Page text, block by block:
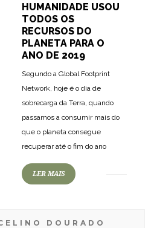
HUMANIDADE USOU
TODOS OS
RECURSOS DO
PLANETA PARA O
ANO DE 2019
Segundo a Global Footprint
Network, hoje é o dia de
sobrecarga da Terra, quando
passamos a consumir mais do
que o planeta consegue
recuperar até o fim do ano
LER MAIS
DOURADO